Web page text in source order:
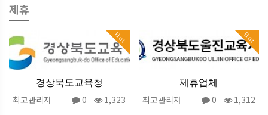
제휴
Hot
경상북도교육청
최고관리자 0 1,323
Hot
제휴업체
최고관리자 0 1,312